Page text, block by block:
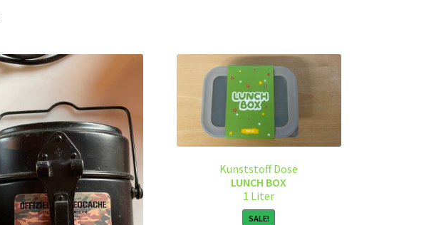
Kunststoff Dose
LUNCH BOX
1 Liter
SALE!